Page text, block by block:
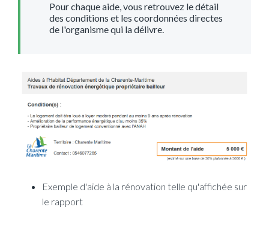
Pour chaque aide, vous retrouvez le détail
des conditions et les coordonnées directes
de l'organisme qui la délivre.
Exemple d'aide à la rénovation telle qu'affichée sur
le rapport